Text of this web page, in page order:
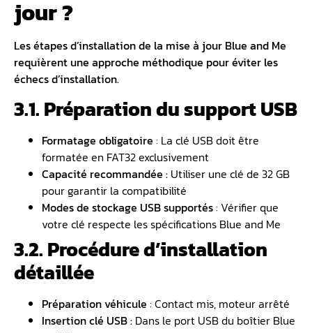
jour ?
Les étapes d’installation de la mise à jour Blue and Me
requièrent une approche méthodique pour éviter les
échecs d’installation.
3.1. Préparation du support USB
Formatage obligatoire : La clé USB doit être
formatée en FAT32 exclusivement
Capacité recommandée : Utiliser une clé de 32 GB
pour garantir la compatibilité
Modes de stockage USB supportés: Vérifier que
votre clé respecte les spécifications Blue and Me
3.2. Procédure d’installation
détaillée
Préparation véhicule : Contact mis, moteur arrêté
Insertion clé USB : Dans le port USB du boîtier Blue